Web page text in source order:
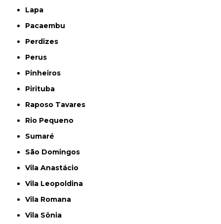
Lapa
Pacaembu
Perdizes
Perus
Pinheiros
Pirituba
Raposo Tavares
Rio Pequeno
Sumaré
São Domingos
Vila Anastácio
Vila Leopoldina
Vila Romana
Vila Sônia